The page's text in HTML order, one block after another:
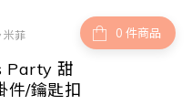
件商品
米菲
Party 甜
件/鑰匙扣